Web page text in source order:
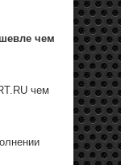
чем
чем